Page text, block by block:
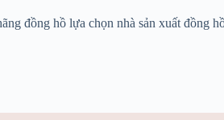
đồng hồ lựa chọn nhà sản xuất đồng